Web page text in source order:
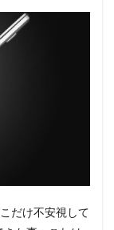
だけ不安視して